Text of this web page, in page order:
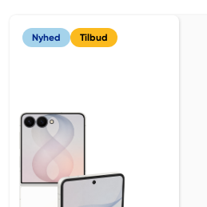
Nyhed Tilbud